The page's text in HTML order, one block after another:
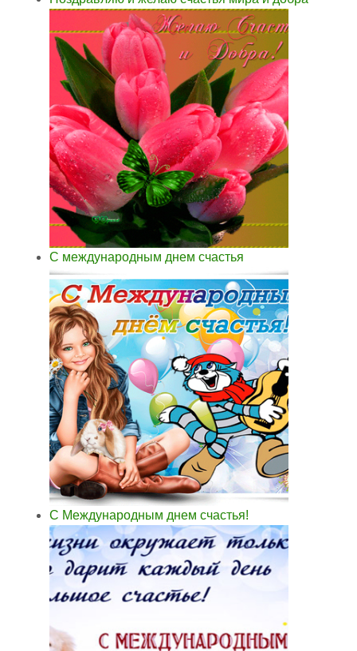
С международным днем счастья
С Международным днем счастья!